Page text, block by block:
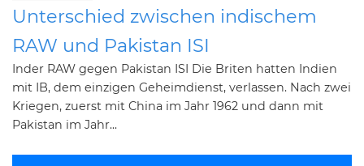
Unterschied zwischen indischem
RAW und Pakistan ISI
Inder RAW gegen Pakistan ISI Die Briten hatten Indien
mit IB, dem einzigen Geheimdienst, verlassen. Nach zwei
Kriegen, zuerst mit China im Jahr 1962 und dann mit
Pakistan im Jahr...